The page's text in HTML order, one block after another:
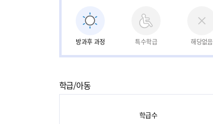
방과후 과정 특수학급 해당없음
학급/아동
학급수